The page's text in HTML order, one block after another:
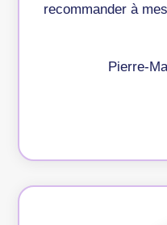
recommander à
Pierre-